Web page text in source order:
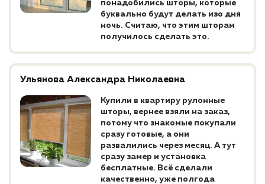
понадобились шторы, которые
буквально будут делать изо дня
ночь. Считаю, что этим шторам
получилось сделать это.
Ульянова Александра Николаевна
Купили в квартиру рулонные
шторы, вернее взяли на заказ,
потому что знакомые покупали
сразу готовые, а они
развалились через месяц. А тут
сразу замер и установка
бесплатные. Всё сделали
качественно, уже полгода